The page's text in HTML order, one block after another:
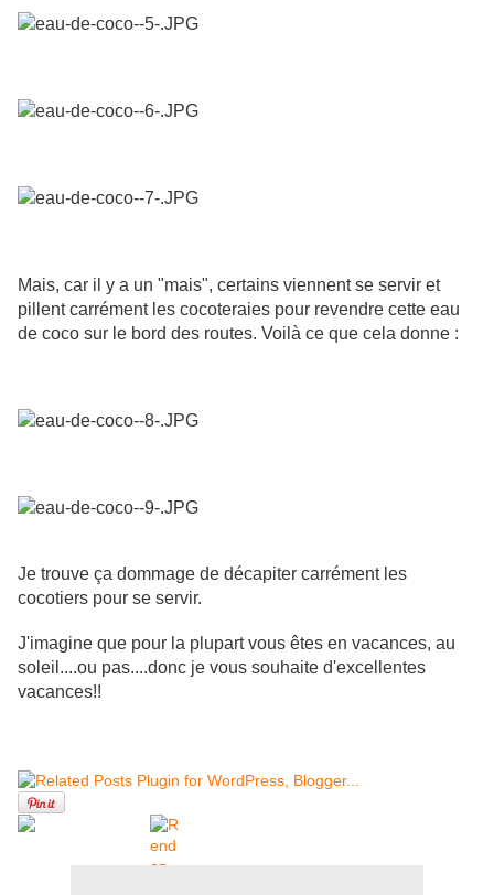
Mais, car il y a un "mais", certains viennent se servir et
pillent carrément les cocoteraies pour revendre cette eau
de coco sur le bord des routes. Voilà ce que cela donne :
Je trouve ça dommage de décapiter carrément les
cocotiers pour se servir.
J'imagine que pour la plupart vous êtes en vacances, au
soleil....ou pas....donc je vous souhaite d'excellentes
vacances!!